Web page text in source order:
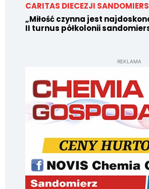
CARITAS DIECEZJI
„Miłość czynna jest
II turnus półkolonii
REKLAMA